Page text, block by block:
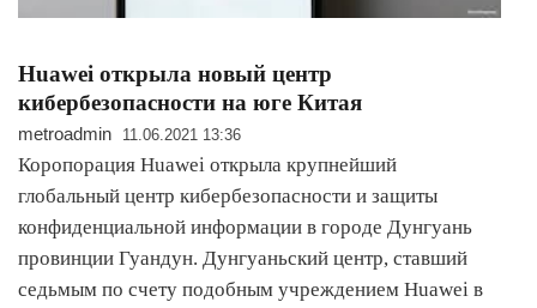
Huawei открыла новый центр
кибербезопасности на юге Китая
metroadmin 11.06.2021 13:36
Коропорация Huawei открыла крупнейший
глобальный центр кибербезопасности и защиты
конфиденциальной информации в городе Дунгуань
провинции Гуандун. Дунгуаньский центр, ставший
седьмым по счету подобным учреждением Huawei в